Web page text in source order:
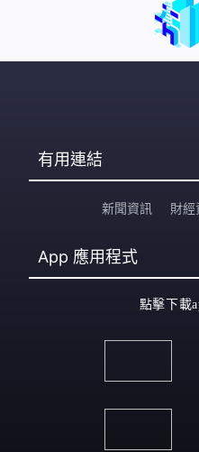
有用連結
新聞資訊 財經
App 應用程式
點擊下載